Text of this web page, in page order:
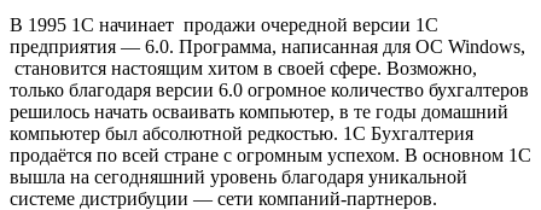
В 1995 1С начинает продажи очередной версии 1С
предприятия — 6.0. Программа, написанная для ОС Windows,
становится настоящим хитом в своей сфере. Возможно,
только благодаря версии 6.0 огромное количество бухгалтеров
решилось начать осваивать компьютер, в те годы домашний
компьютер был абсолютной редкостью. 1С Бухгалтерия
продаётся по всей стране с огромным успехом. В основном 1С
вышла на сегодняшний уровень благодаря уникальной
системе дистрибуции — сети компаний-партнеров.